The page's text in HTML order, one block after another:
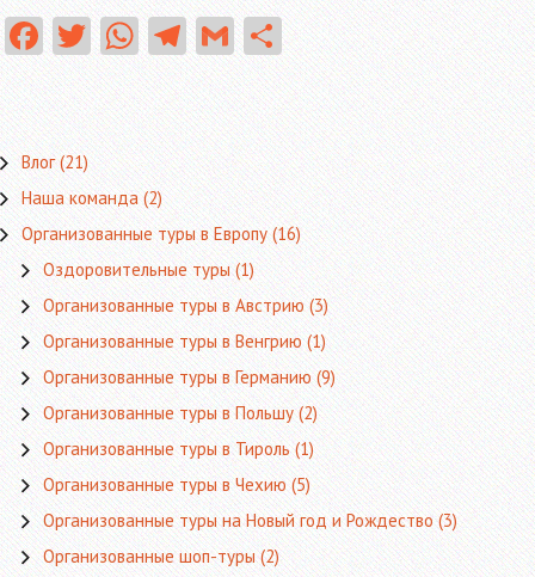
Fa
ce
b
o
o
k
T
w
itt
er
W
ha
ts
A
p
p
Te
le
gr
a
m
G
m
ai
l
О
тп
ра
в
ит
ь
Влог(21)
Наша команда(2)
Организованные туры в Европу(16)
Оздоровительные туры(1)
Организованные туры в Австрию(3)
Организованные туры в Венгрию(1)
Организованные туры в Германию(9)
Организованные туры в Польшу(2)
Организованные туры в Тироль(1)
Организованные туры в Чехию(5)
Организованные туры на Новый год и Рождество(3)
Организованные шоп-туры(2)